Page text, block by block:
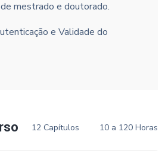
mestrado e doutorado.
e Validade do
12 Capítulos 10 a 120 Horas